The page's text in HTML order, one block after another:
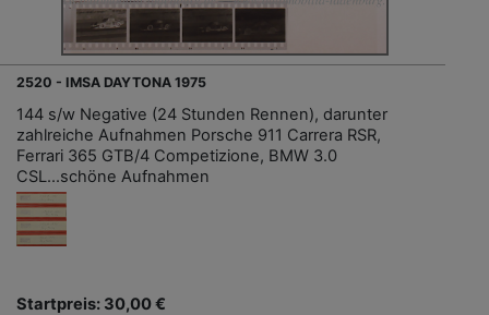
2520 - IMSA DAYTONA 1975
144 s/w Negative (24 Stunden Rennen), darunter
zahlreiche Aufnahmen Porsche 911 Carrera RSR,
Ferrari 365 GTB/4 Competizione, BMW 3.0
CSL...schöne Aufnahmen
Startpreis: 30,00 €